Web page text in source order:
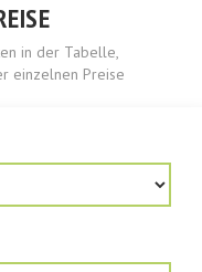
in der Tabelle,
einzelnen Preise